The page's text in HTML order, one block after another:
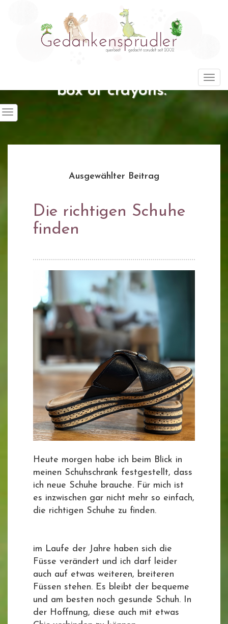
"Life is about using the whole
box of crayons."
Ausgewählter Beitrag
Die richtigen Schuhe
finden
Heute morgen habe ich beim Blick in
meinen Schuhschrank festgestellt, dass
ich neue Schuhe brauche. Für mich ist
es inzwischen gar nicht mehr so einfach,
die richtigen Schuhe zu finden.
im Laufe der Jahre haben sich die
Füsse verändert und ich darf leider
auch auf etwas weiteren, breiteren
Füssen stehen. Es bleibt der bequeme
und am besten noch gesunde Schuh. In
der Hoffnung, diese auch mit etwas